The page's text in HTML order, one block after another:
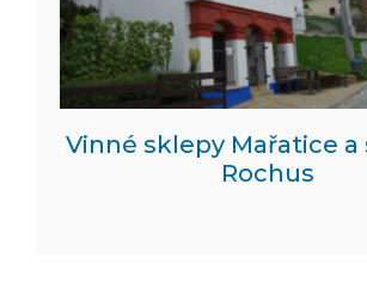
Vinné sklepy Mařatice a
Rochus